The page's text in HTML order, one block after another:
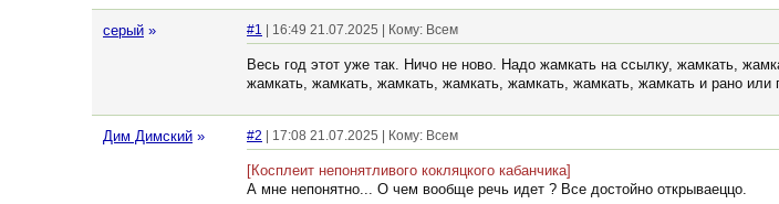
серый » #1 | 16:49 21.07.2025 | Кому: Всем
Весь год этот уже так. Ничо не ново. Надо жамкать на ссылку, жамкать,
жамкать, жамкать, жамкать, жамкать, жамкать, жамкать, жамкать и рано или
Дим Димский » #2 | 17:08 21.07.2025 | Кому: Всем
[Косплеит непонятливого кокляцкого кабанчика]
А мне непонятно... О чем вообще речь идет ? Все достойно открываеццо.